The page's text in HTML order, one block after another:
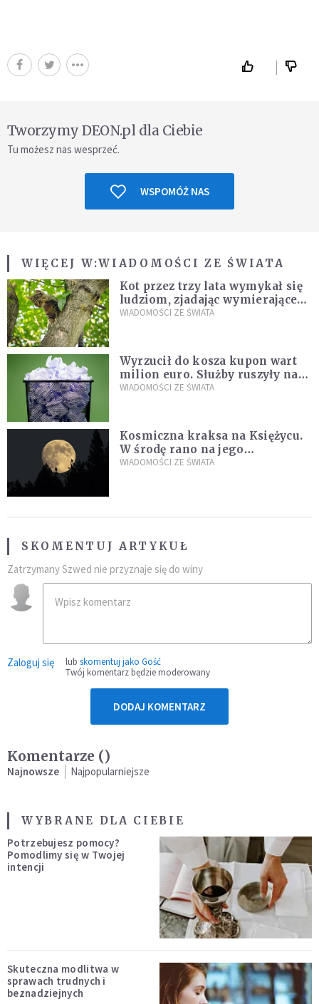
Tworzymy DEON.pl dla Ciebie
Tu możesz nas wesprzeć.
WSPOMÓŻ NAS
WIĘCEJ W:WIADOMOŚCI ZE ŚWIATA
Kot przez trzy lata wymykał się
ludziom, zjadając wymierające
kaczki. W końcu popełnił
WIADOMOŚCI ZE ŚWIATA
Wyrzucił do kosza kupon wart
milion euro. Służby ruszyły na
poszukiwania
WIADOMOŚCI ZE ŚWIATA
Kosmiczna kraksa na Księżycu.
W środę rano na jego
powierzchni dojdzie do
WIADOMOŚCI ZE ŚWIATA
SKOMENTUJ ARTYKUŁ
Zatrzymany Szwed nie przyznaje się do winy
Zaloguj się lub skomentuj jako Gość
Twój komentarz będzie moderowany
DODAJ KOMENTARZ
Komentarze ()
Najnowsze Najpopularniejsze
WYBRANE DLA CIEBIE
Potrzebujesz pomocy?
Pomodlimy się w Twojej
intencji
Skuteczna modlitwa w
sprawach trudnych i
beznadziejnych